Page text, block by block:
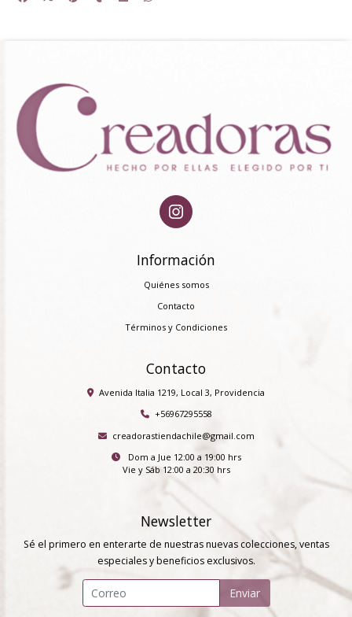
Información
Quiénes somos
Contacto
Términos y Condiciones
Contacto
Avenida Italia 1219, Local 3, Providencia
+56967295558
creadorastiendachile@gmail.com
Dom a Jue 12:00 a 19:00 hrs
Vie y Sáb 12:00 a 20:30 hrs
Newsletter
Sé el primero en enterarte de nuestras nuevas colecciones, ventas
especiales y beneficios exclusivos.
Enviar